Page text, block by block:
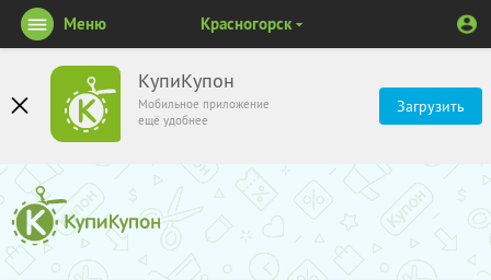
КупиКупон
Мобильное приложение
ещё удобнее
Загрузить
Меню Красногорск